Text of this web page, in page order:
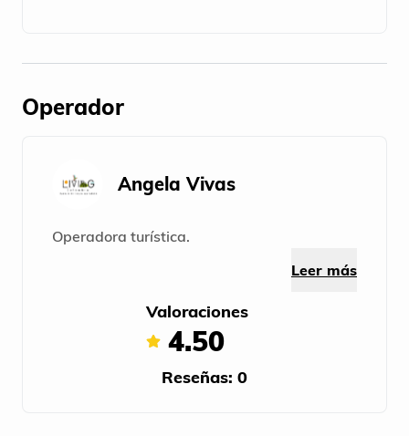
Operador
Angela Vivas
Operadora turística.
Leer más
Valoraciones
4.50
Reseñas: 0